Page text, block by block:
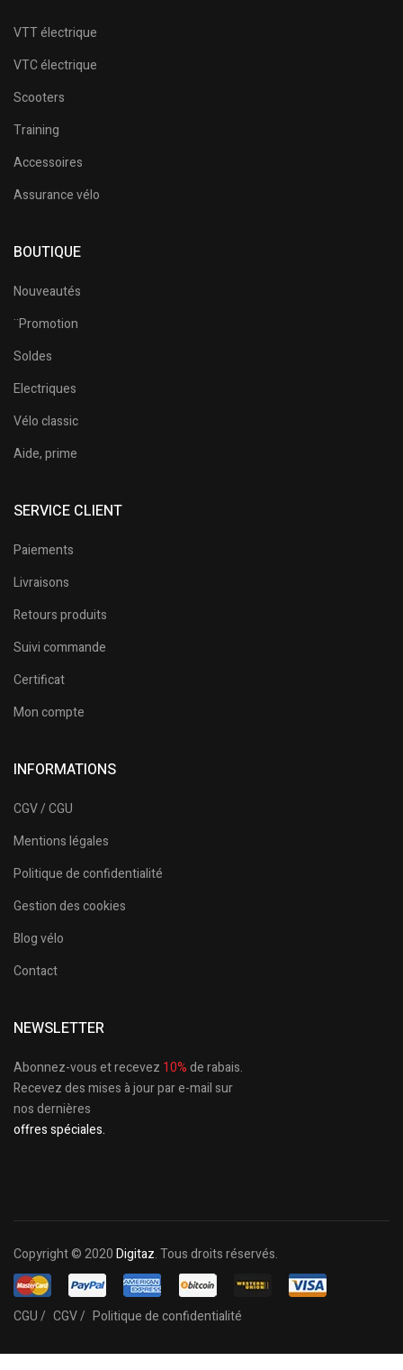
VTT électrique
VTC électrique
Scooters
Training
Accessoires
Assurance vélo
BOUTIQUE
Nouveautés
¨Promotion
Soldes
Electriques
Vélo classic
Aide, prime
SERVICE CLIENT
Paiements
Livraisons
Retours produits
Suivi commande
Certificat
Mon compte
INFORMATIONS
CGV / CGU
Mentions légales
Politique de confidentialité
Gestion des cookies
Blog vélo
Contact
NEWSLETTER
Abonnez-vous et recevez 10%de rabais.
Recevez des mises à jour par e-mail sur
nos dernières
offres spéciales.
Copyright © 2020Digitaz. Tous droits réservés.
CGU / CGV / Politique de confidentialité